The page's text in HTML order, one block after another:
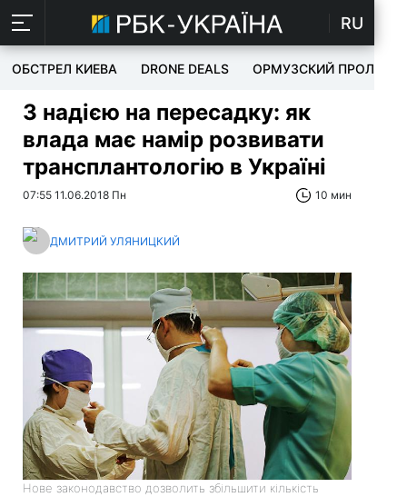
RU
ОБСТРЕЛ КИЕВА DRONE DEALS ОРМУЗСКИЙ ПРОЛИВ
З надією на пересадку: як
влада має намір розвивати
трансплантологію в Україні
07:55 11.06.2018 Пн 10 мин
ДМИТРИЙ УЛЯНИЦКИЙ
Нове законодавство дозволить збільшити кількість